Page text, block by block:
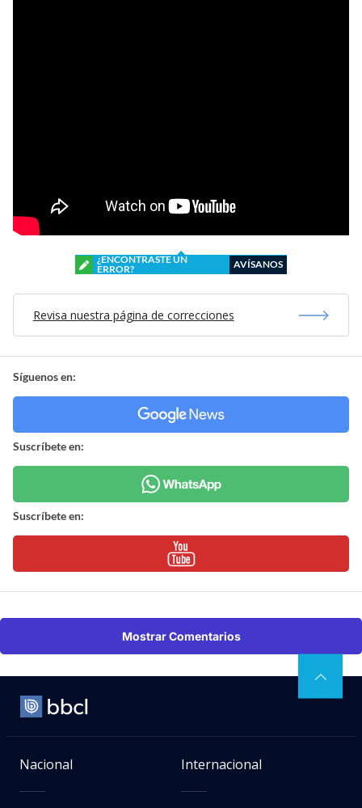
¿ENCONTRASTE UN
ERROR?
AVÍSANOS
Revisa nuestra página de correcciones
Síguenos en:
Suscríbete en:
Suscríbete en:
Mostrar Comentarios
Nacional Internacional